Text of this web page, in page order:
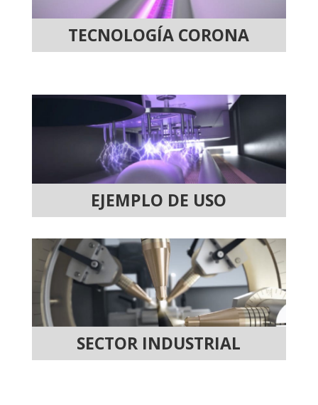
TECNOLOGÍA CORONA
EJEMPLO DE USO
SECTOR INDUSTRIAL